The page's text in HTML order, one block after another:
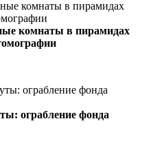
комнаты в пирамидах
ограбление фонда